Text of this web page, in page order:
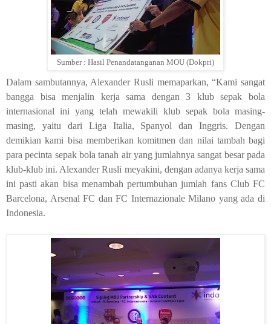
Sumber : Hasil Penandatanganan MOU (Dokpri)
Dalam sambutannya, Alexander Rusli memaparkan, “Kami sangat
bangga bisa menjalin kerja sama dengan 3 klub sepak bola
internasional ini yang telah mewakili klub sepak bola masing-
masing, yaitu dari Liga Italia, Spanyol dan Inggris. Dengan
demikian kami bisa memberikan komitmen dan nilai tambah bagi
para pecinta sepak bola tanah air yang jumlahnya sangat besar pada
klub-klub ini. Alexander Rusli meyakini, dengan adanya kerja sama
ini pasti akan bisa menambah pertumbuhan jumlah fans Club FC
Barcelona, Arsenal FC dan FC Internazionale Milano yang ada di
Indonesia.